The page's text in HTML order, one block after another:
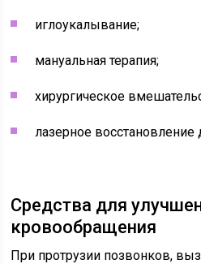
иглоукалывание;
мануальная терапия;
хирургическое
лазерное восстановление
Средства для
кровообращения
При протрузии позвонков,